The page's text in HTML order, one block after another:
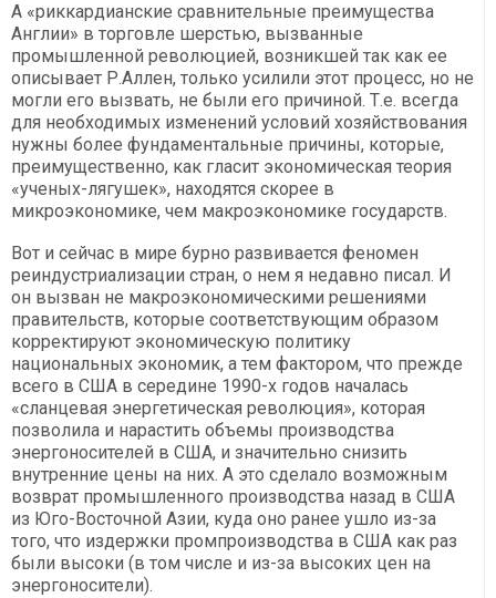
А «риккардианские сравнительные преимущества
Англии» в торговле шерстью, вызванные
промышленной революцией, возникшей так как ее
описывает Р.Аллен, только усилили этот процесс, но не
могли его вызвать, не были его причиной. Т.е. всегда
для необходимых изменений условий хозяйствования
нужны более фундаментальные причины, которые,
преимущественно, как гласит экономическая теория
«ученых-лягушек», находятся скорее в
микроэкономике, чем макроэкономике государств.
Вот и сейчас в мире бурно развивается феномен
реиндустриализации стран, о нем я недавно писал. И
он вызван не макроэкономическими решениями
правительств, которые соответствующим образом
корректируют экономическую политику
национальных экономик, а тем фактором, что прежде
всего в США в середине 1990-х годов началась
«сланцевая энергетическая революция», которая
позволила и нарастить объемы производства
энергоносителей в США, и значительно снизить
внутренние цены на них. А это сделало возможным
возврат промышленного производства назад в США
из Юго-Восточной Азии, куда оно ранее ушло из-за
того, что издержки промпроизводства в США как раз
были высоки (в том числе и из-за высоких цен на
энергоносители).